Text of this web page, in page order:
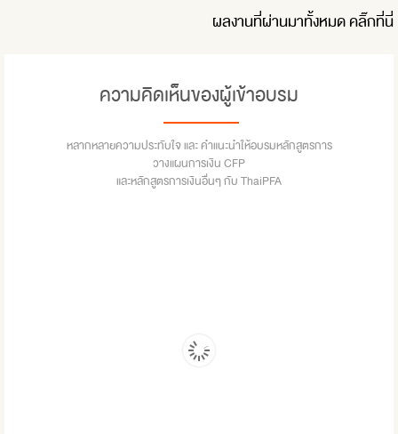
ผลงานที่ผ่านมาทั้งหมดคลิ๊กที่นี่
ความคิดเห็นของผู้เข้าอบรม
หลากหลายความประทับใจ และ คำแนะนำให้อบรมหลักสูตรการ
วางแผนการเงิน CFP
และหลักสูตรการเงินอื่นๆ กับ ThaiPFA